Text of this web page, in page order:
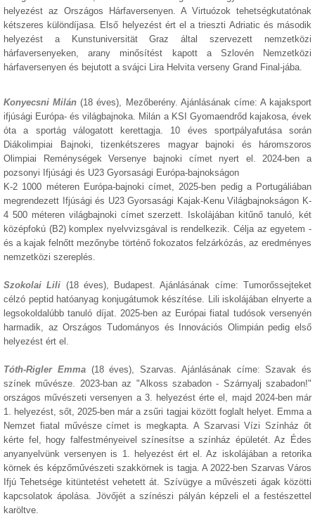
helyezést az Országos Hárfaversenyen. A Virtuózok tehetségkutatónak
kétszeres különdíjasa. Első helyezést ért el a trieszti Adriatic és második
helyezést a Kunstuniversität Graz által szervezett nemzetközi
hárfaversenyeken, arany minősítést kapott a Szlovén Nemzetközi
hárfaversenyen és bejutott a svájci Lira Helvita verseny Grand Final-jába.
Konyecsni Milán (18 éves), Mezőberény. Ajánlásának címe: A kajaksport
ifjúsági Európa- és világbajnoka. Milán a KSI Gyomaendrőd kajakosa, évek
óta a sportág válogatott kerettagja. 10 éves sportpályafutása során
Diákolimpiai Bajnoki, tizenkétszeres magyar bajnoki és háromszoros
Olimpiai Reménységek Versenye bajnoki címet nyert el. 2024-ben a
pozsonyi Ifjúsági és U23 Gyorsasági Európa-bajnokságon
K-2 1000 méteren Európa-bajnoki címet, 2025-ben pedig a Portugáliában
megrendezett Ifjúsági és U23 Gyorsasági Kajak-Kenu Világbajnokságon K-
4 500 méteren világbajnoki címet szerzett. Iskolájában kitűnő tanuló, két
középfokú (B2) komplex nyelvvizsgával is rendelkezik. Célja az egyetem -
és a kajak felnőtt mezőnybe történő fokozatos felzárkózás, az eredményes
nemzetközi szereplés.
Szokolai Lili (18 éves), Budapest. Ajánlásának címe: Tumorőssejteket
célzó peptid hatóanyag konjugátumok készítése. Lili iskolájában elnyerte a
legsokoldalúbb tanuló díjat. 2025-ben az Európai fiatal tudósok versenyén
harmadik, az Országos Tudományos és Innovációs Olimpián pedig első
helyezést ért el.
Tóth-Rigler Emma(18 éves), Szarvas. Ajánlásának címe: Szavak és
színek művésze. 2023-ban az "Alkoss szabadon - Szárnyalj szabadon!"
országos művészeti versenyen a 3. helyezést érte el, majd 2024-ben már
1. helyezést, sőt, 2025-ben már a zsűri tagjai között foglalt helyet. Emma a
Nemzet fiatal művésze címet is megkapta. A Szarvasi Vízi Színház őt
kérte fel, hogy falfestményeivel színesítse a színház épületét. Az Édes
anyanyelvünk versenyen is 1. helyezést ért el. Az iskolájában a retorika
körnek és képzőművészeti szakkörnek is tagja. A 2022-ben Szarvas Város
Ifjú Tehetsége kitüntetést vehetett át. Szívügye a művészeti ágak közötti
kapcsolatok ápolása. Jövőjét a színészi pályán képzeli el a festészettel
karöltve.